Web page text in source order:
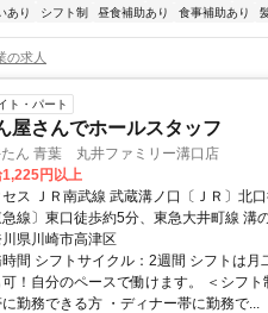
あり
シフト制 昼食補助あり 食事補助あり
の求人
ト・パート
屋さんでホールスタッフ
ん 青葉 丸井ファミリー溝口店
1,225円以上
セス ＪＲ南武線 武蔵溝ノ口〔ＪＲ〕北
急線〕東口徒歩約5分、東急大井町線 溝
県川崎市高津区
間 シフトサイクル：2週間 シフトは
！自分のペースで働けます。 ＜シフ
勤務できる方 ・ディナー帯に勤務で...